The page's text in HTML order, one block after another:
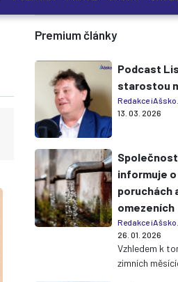
Premium články
Podcast
starostou
Redakce
13. 03. 2026
Společnost
informuje
poruchách
omezeních
Redakce
26. 01. 2026
Vzhledem k
zimních